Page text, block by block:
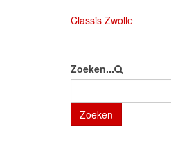
Classis Zwolle
Zoeken...
Zoeken